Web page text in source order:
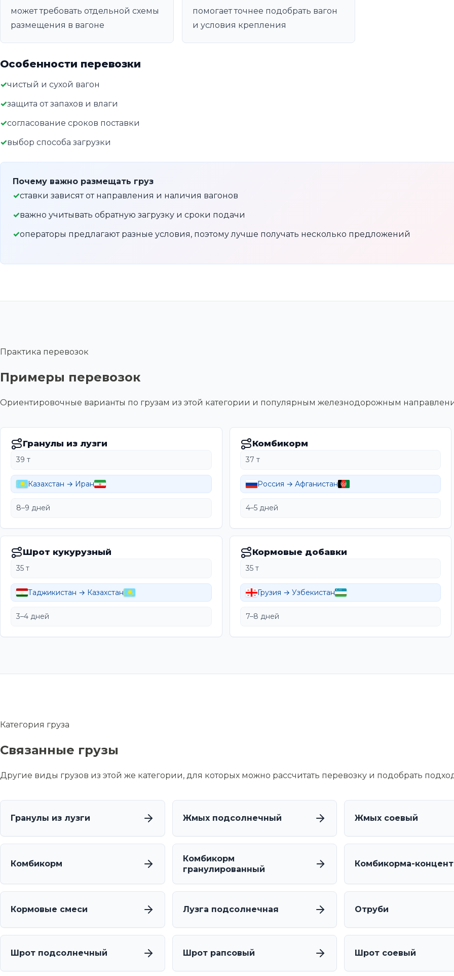
может требовать отдельной схемы
размещения в вагоне
помогает точнее подобрать вагон
и условия крепления
Особенности перевозки
чистый и сухой вагон
защита от запахов и влаги
согласование сроков поставки
выбор способа загрузки
Почему важно размещать груз
ставки зависят от направления и наличия вагонов
важно учитывать обратную загрузку и сроки подачи
операторы предлагают разные условия, поэтому лучше получать несколько предложений
Практика перевозок
Примеры перевозок
Ориентировочные варианты по грузам из этой категории и популярным железнодорожным
Гранулы из лузги
39 т
Казахстан → Иран
8–9 дней
Комбикорм
37 т
Россия → Афганистан
4–5 дней
Шрот кукурузный
35 т
Таджикистан → Казахстан
3–4 дней
Кормовые добавки
35 т
Грузия → Узбекистан
7–8 дней
Категория груза
Связанные грузы
Другие виды грузов из этой же категории, для которых можно рассчитать перевозку и подобрать
Гранулы из лузги Жмых подсолнечный Жмых соевый
Комбикорм
Комбикорм
гранулированный
Комбикорма-
Кормовые смеси Лузга подсолнечная Отруби
Шрот подсолнечный Шрот рапсовый Шрот соевый